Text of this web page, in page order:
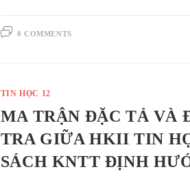
0 COMMENTS
TIN HỌC 12
MA TRẬN ĐẶC TẢ VÀ
TRA GIỮA HKII TIN
SÁCH KNTT ĐỊNH